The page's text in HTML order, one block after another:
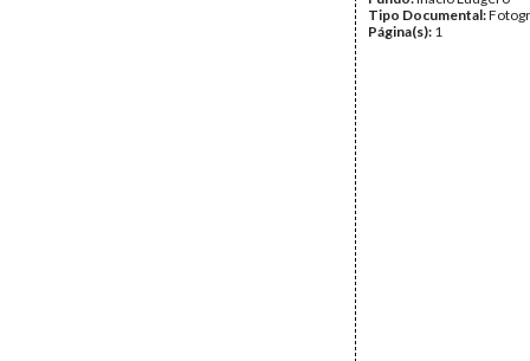
Tipo Documental:
Página(s): 1